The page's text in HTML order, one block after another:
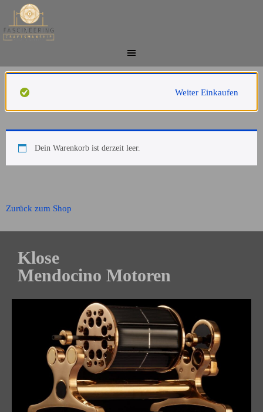
Weiter Einkaufen
Dein Warenkorb ist derzeit leer.
Zurück zum Shop
Klose
Mendocino Motoren